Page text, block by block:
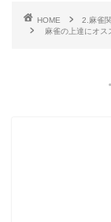
HOME 2.麻雀
麻雀の上達にオス